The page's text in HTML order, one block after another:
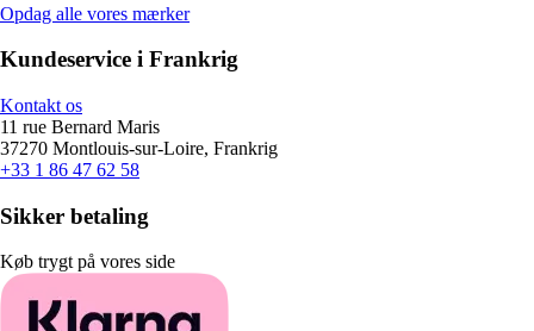
Opdag alle vores mærker
Kundeservice i Frankrig
Kontakt os
11 rue Bernard Maris
37270 Montlouis-sur-Loire, Frankrig
+33 1 86 47 62 58
Sikker betaling
Køb trygt på vores side